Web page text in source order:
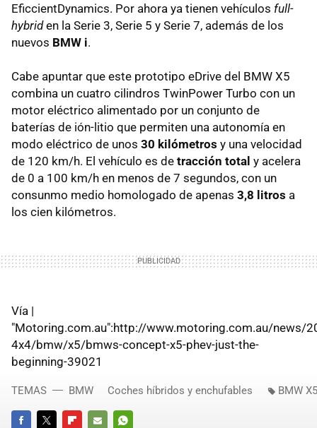
EficcientDynamics. Por ahora ya tienen vehículos full-
hybriden la Serie 3, Serie 5 y Serie 7, además de los
nuevos BMW i.
Cabe apuntar que este prototipo eDrive del BMW X5
combina un cuatro cilindros TwinPower Turbo con un
motor eléctrico alimentado por un conjunto de
baterías de ión-litio que permiten una autonomía en
modo eléctrico de unos 30 kilómetros y una velocidad
de 120 km/h. El vehículo es de tracción total y acelera
de 0 a 100 km/h en menos de 7 segundos, con un
consunmo medio homologado de apenas 3,8 litros a
los cien kilómetros.
Vía |
"Motoring.com.au":http://www.motoring.com.au/news/
4x4/bmw/x5/bmws-concept-x5-phev-just-the-
beginning-39021
TEMAS BMW Coches híbridos y enchufables BMW